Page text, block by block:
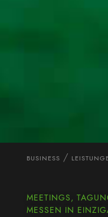
BUSINESS
MEETINGS,
MESSEN IN